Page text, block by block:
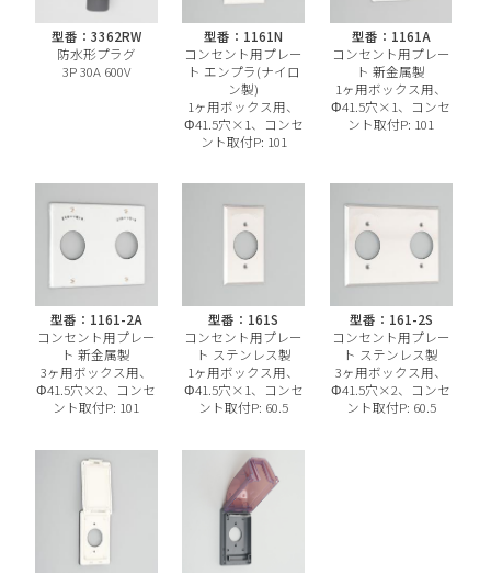
型番：3362RW
防水形プラグ
3P 30A 600V
型番：1161N
コンセント用プレー
ト エンプラ(ナイロ
ン製)
1ヶ用ボックス用、
Φ41.5穴×1、コンセ
ント取付P: 101
型番：1161A
コンセント用プレー
ト 新金属製
1ヶ用ボックス用、
Φ41.5穴×1、コンセ
ント取付P: 101
型番：1161-2A
コンセント用プレー
ト 新金属製
3ヶ用ボックス用、
Φ41.5穴×2、コンセ
ント取付P: 101
型番：161S
コンセント用プレー
ト ステンレス製
1ヶ用ボックス用、
Φ41.5穴×1、コンセ
ント取付P: 60.5
型番：161-2S
コンセント用プレー
ト ステンレス製
3ヶ用ボックス用、
Φ41.5穴×2、コンセ
ント取付P: 60.5